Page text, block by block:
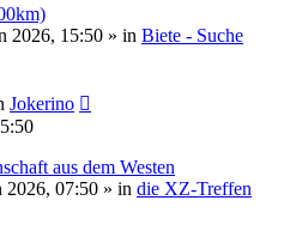
2026, 15:50 » in Biete - Suche
Jokerino
aus dem Westen
2026, 07:50 » in die XZ-Treffen